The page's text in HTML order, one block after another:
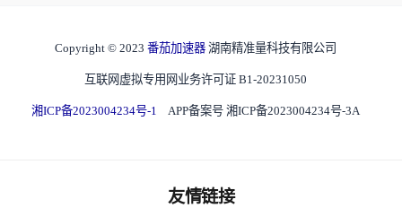
Copyright © 2023 番茄加速器 湖南精准量科技有限公司
互联网虚拟专用网业务许可证 B1-20231050
湘ICP备2023004234号-1 APP备案号 湘ICP备2023004234号-3A
友情链接